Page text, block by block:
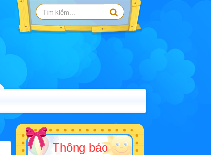
Thông báo